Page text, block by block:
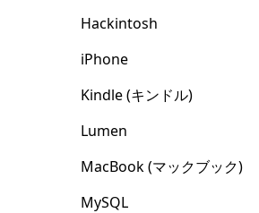
Hackintosh
iPhone
Kindle (キンドル)
Lumen
MacBook (マックブック)
MySQL